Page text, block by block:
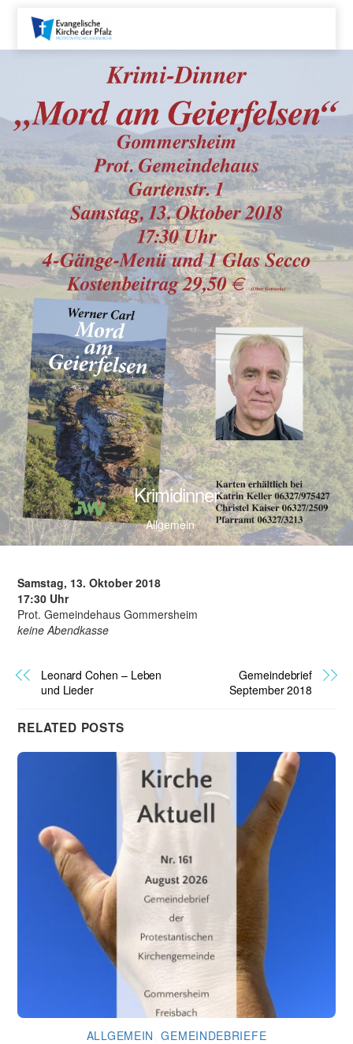
Krimidinner
Allgemein
Samstag, 13. Oktober 2018
17:30 Uhr
Prot. Gemeindehaus Gommersheim
keine Abendkasse
Leonard Cohen – Leben
und Lieder
Gemeindebrief
September 2018
RELATED POSTS
ALLGEMEIN ,GEMEINDEBRIEFE